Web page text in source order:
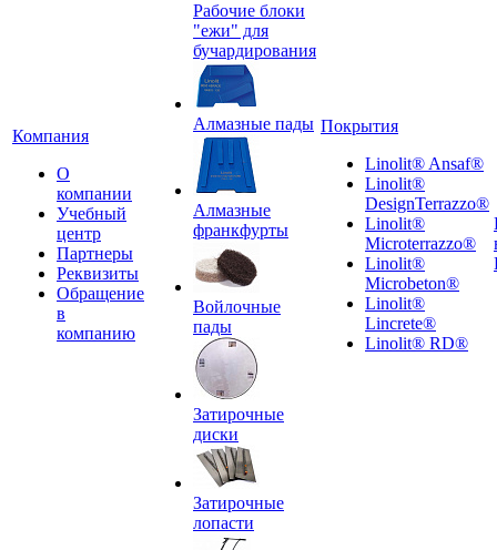
Компания
О
компании
Учебный
центр
Партнеры
Реквизиты
Обращение
в
компанию
Рабочие блоки
"ежи" для
бучардирования
Алмазные пады
Алмазные
франкфурты
Войлочные
пады
Затирочные
диски
Затирочные
лопасти
Покрытия
Linolit® Ansaf®
Linolit®
DesignTerrazzo®
Linolit®
Microterrazzo®
Linolit®
Microbeton®
Linolit®
Lincrete®
Linolit® RD®